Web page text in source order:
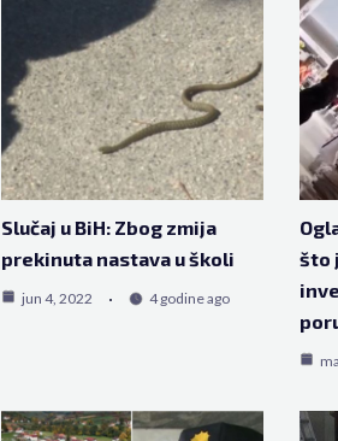
Slučaj u BiH: Zbog zmija
prekinuta nastava u školi
jun 4, 2022 4 godine ago
što